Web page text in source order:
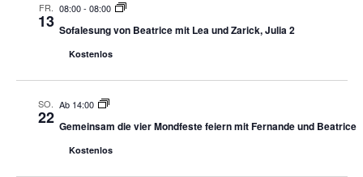
FR.
13
08:00- 08:00
Sofalesung von Beatrice mit Lea und Zarick, Julia 2
Kostenlos
SO.
22
Ab 14:00
Gemeinsam die vier Mondfeste feiern mit Fernande und Beatrice
Kostenlos